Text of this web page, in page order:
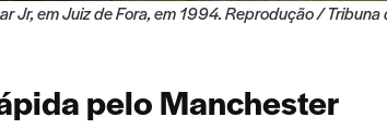
Jr, em Juiz de Fora, em 1994. Reprodução / Tribuna
pelo Manchester